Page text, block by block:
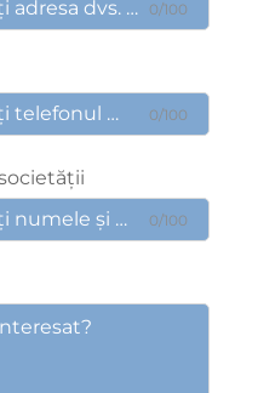
0/100
0/100
0/100